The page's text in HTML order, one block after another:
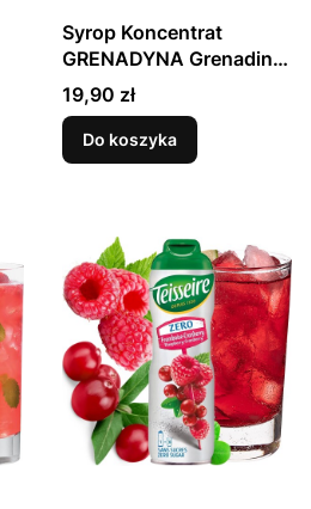
Syrop Koncentrat
GRENADYNA Grenadine
BEZ CUKRU 600ml
TEISSEIRE
Cena
19,90 zł
Do koszyka